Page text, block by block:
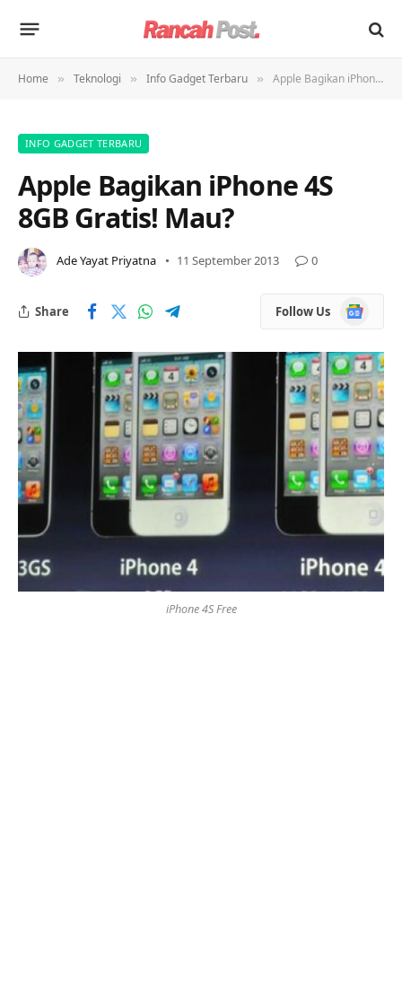
Home » Teknologi » Info Gadget Terbaru » Apple Bagikan iPhone 4S 8GB Gratis! Mau?
INFO GADGET TERBARU
Apple Bagikan iPhone 4S
8GB Gratis! Mau?
Ade Yayat Priyatna 11 September 2013 0
Share Follow Us
Google
News
iPhone 4S Free